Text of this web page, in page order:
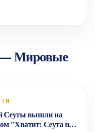
Мировые
Сеуты вышли на
"Хватит: Сеута не